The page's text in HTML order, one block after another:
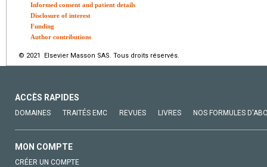
Informed consent and patient details
Disclosure of interest
Funding
Author contributions
© 2021 Elsevier Masson SAS. Tous droits réservés.
ACCÈS RAPIDES
DOMAINES TRAITÉS EMC REVUES LIVRES NOS FORMULES
MON COMPTE
CRÉER UN COMPTE